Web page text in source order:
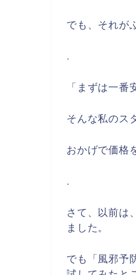
でも、それが
.
「まずは一番
そんな私のス
おかげで価格
.
さて、以前は
ました。
でも「風邪予